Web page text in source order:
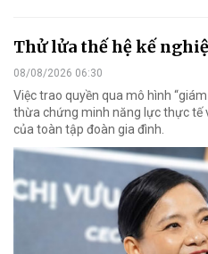
Thử lửa thế hệ kế
08/08/2026 06:30
Việc trao quyền qua mô hình
thừa chứng minh năng lực thực tế
của toàn tập đoàn gia đình.